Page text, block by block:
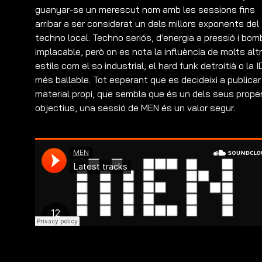
guanyar-se un merescut nom amb les sessions fins
arribar a ser considerat un dels millors exponents del
techno local. Techno seriós, d’energia a pressió i
implacable, però on es nota la influència de molts
estils com el so industrial, el hard funk detroitià o la
més ballable. Tot esperant que es decideixi a publicar
material propi, que sembla que és un dels seus
objectius, una sessió de MEN és un valor segur.